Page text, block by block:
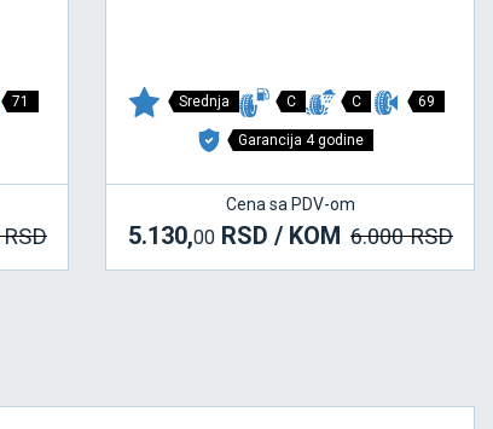
71 Srednja C C 69
Garancija 4 godine
Cena sa PDV-om
5.130,00RSD / KOM 6.000 RSD